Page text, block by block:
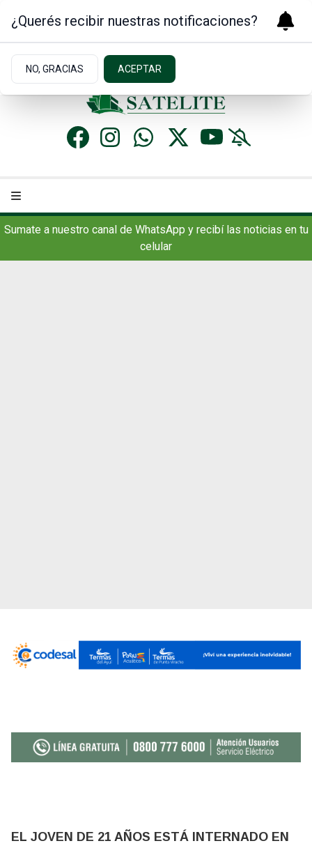
13.2ºc | Concordia, AR
Sumate a nuestro canal de WhatsApp y recibí las noticias en tu
celular
EL JOVEN DE 21 AÑOS ESTÁ INTERNADO EN
¿Querés recibir nuestras notificaciones?
NO, GRACIAS ACEPTAR